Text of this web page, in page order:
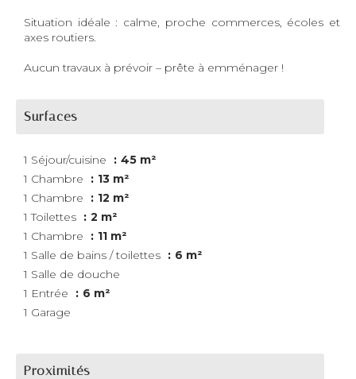
Situation idéale : calme, proche commerces, écoles et
axes routiers.
Aucun travaux à prévoir – prête à emménager !
Surfaces
1 Séjour/cuisine
45 m²
1 Chambre
13 m²
1 Chambre
12 m²
1 Toilettes
2 m²
1 Chambre
11 m²
1 Salle de bains / toilettes
6 m²
1 Salle de douche
1 Entrée
6 m²
1 Garage
Proximités